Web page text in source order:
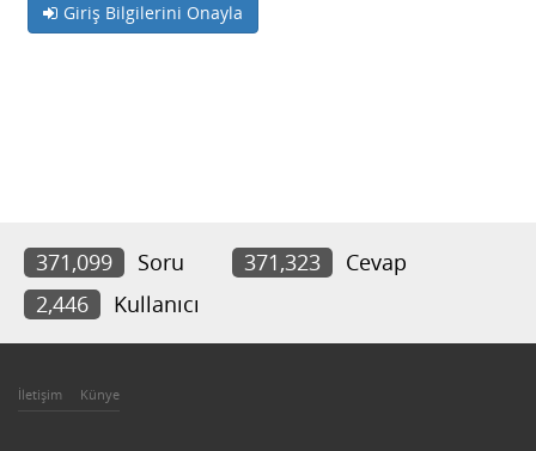
Giriş Bilgilerini Onayla
371,099 Soru 371,323
Cevap
2,446
Kullanıcı
İletişim Künye